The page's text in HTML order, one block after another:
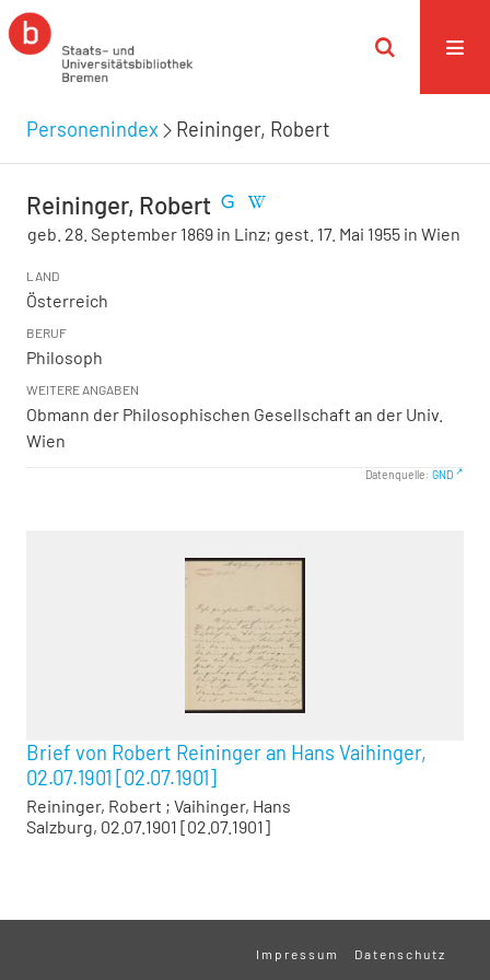
Personenindex Reininger, Robert
Reininger, Robert
geb. 28. September 1869 in Linz; gest. 17. Mai 1955 in Wien
LAND
Österreich
BERUF
Philosoph
WEITERE ANGABEN
Obmann der Philosophischen Gesellschaft an der Univ.
Wien
Datenquelle: GND
Brief von Robert Reininger an Hans Vaihinger,
02.07.1901 [02.07.1901]
Reininger, Robert ; Vaihinger, Hans
Salzburg, 02.07.1901 [02.07.1901]
Impressum Datenschutz